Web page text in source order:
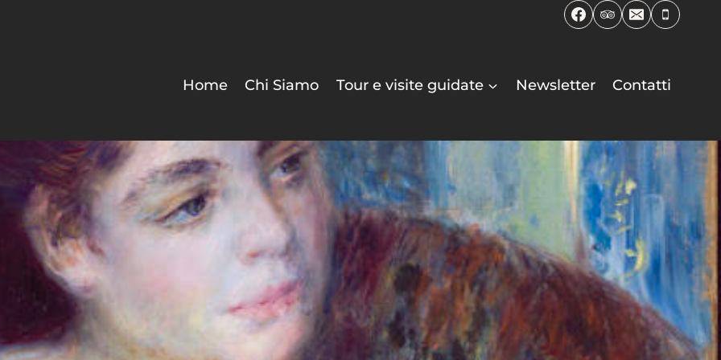
Home
Chi Siamo Tour e visite guidate Newsletter Contatti